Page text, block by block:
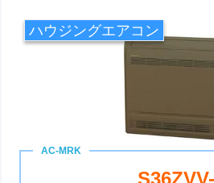
ハウジングエアコン